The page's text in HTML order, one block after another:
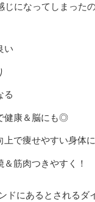
じになってしまった
い
る
健康＆脳にも◎
上で痩せやすい身体に
＆筋肉つきやすく！
ドにあるとされるダ